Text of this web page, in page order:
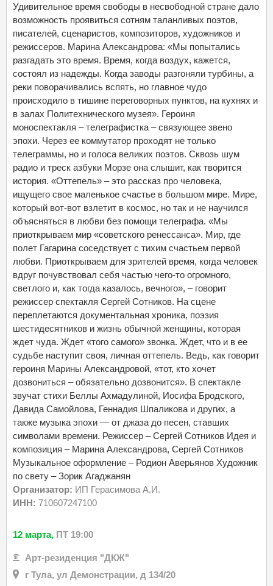
Удивительное время свободы в несвободной стране дало
возможность проявиться сотням таланливых поэтов,
писателей, сценаристов, композиторов, художников и
режиссеров. Марина Александрова: «Мы попытались
разгадать это время. Время, когда воздух, кажется,
состоял из надежды. Когда заводы разгоняли турбины, а
реки поворачивались вспять, но главное чудо
происходило в тишине переговорных пунктов, на кухнях и
в залах Политехнического музея». Героиня
моноспектакля – телеграфистка – связующее звено
эпохи. Через ее коммутатор проходят не только
телеграммы, но и голоса великих поэтов. Сквозь шум
радио и треск азбуки Морзе она слышит, как творится
история. «Оттепель» – это рассказ про человека,
ищущего свое маленькое счастье в большом мире. Мире,
который вот-вот взлетит в космос, но так и не научился
объясняться в любви без помощи телеграфа. «Мы
приоткрываем мир «советского ренессанса». Мир, где
полет Гагарина соседствует с тихим счастьем первой
любви. Приоткрываем для зрителей время, когда человек
вдруг почувствовал себя частью чего-то огромного,
светлого и, как тогда казалось, вечного», – говорит
режиссер спектакля Сергей Сотников. На сцене
переплетаются документальная хроника, поэзия
шестидесятников и жизнь обычной женщины, которая
ждет чуда. Ждет «того самого» звонка. Ждет, что и в ее
судьбе наступит своя, личная оттепель. Ведь, как говорит
героиня Марины Александровой, «тот, кто хочет
дозвониться – обязательно дозвонится». В спектакле
звучат стихи Беллы Ахмадулиной, Иосифа Бродского,
Давида Самойлова, Геннадия Шпаликова и других, а
также музыка эпохи — от джаза до песен, ставших
символами времени. Режиссер – Сергей Сотников Идея и
композиция – Марина Александрова, Сергей Сотников
Музыкальное оформление – Родион Аверьянов Художник
по свету – Зорик Агаджанян
Организатор: ИП Герасимова А.И.
ИНН: 710607247100
12 марта, ПТ 19:00
Арт-резиденция "ДКЖ"
г Тула, ул Демонстрации, д 134/20